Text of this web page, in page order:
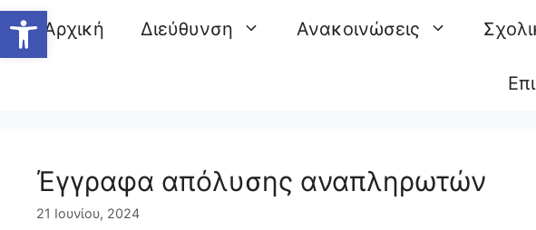
Ανοίξτε τη γραμμή εργαλείων
Αρχική Διεύθυνση Ανακοινώσεις
Έγγραφα απόλυσης αναπληρωτών
21 Ιουνίου, 2024